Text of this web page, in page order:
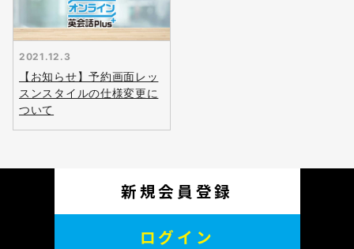
2021.12.3
【お知らせ】予約画面レッ
スンスタイルの仕様変更に
ついて
新規会員登録
ログイン